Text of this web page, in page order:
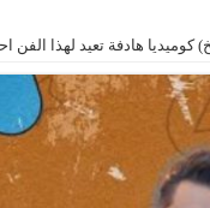
كوميديا هادفة تعيد لهذا الفن